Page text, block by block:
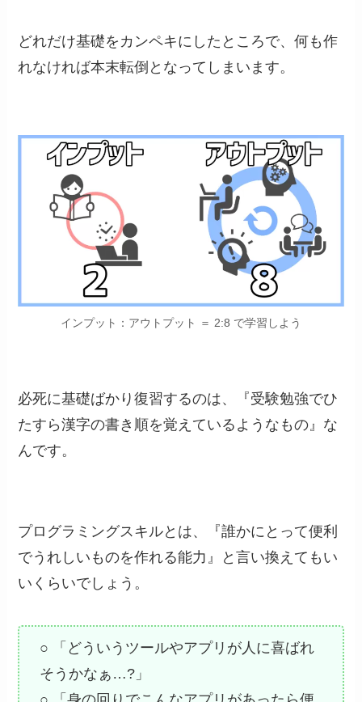
どれだけ基礎をカンペキにしたところで、何も作
れなければ本末転倒となってしまいます。
インプット：アウトプット ＝ 2:8 で学習しよう
必死に基礎ばかり復習するのは、『受験勉強でひ
たすら漢字の書き順を覚えているようなもの』な
んです。
プログラミングスキルとは、『誰かにとって便利
でうれしいものを作れる能力』と言い換えてもい
いくらいでしょう。
○ 「どういうツールやアプリが人に喜ばれ
そうかなぁ…?」